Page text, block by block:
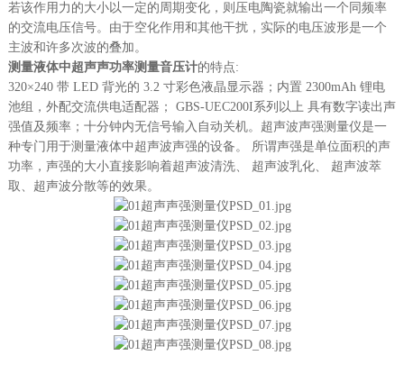
若该作用力的大小以一定的周期变化，则压电陶瓷就输出一个同频率
的交流电压信号。由于空化作用和其他干扰，实际的电压波形是一个
主波和许多次波的叠加。
测量液体中超声声功率测量音压计的特点:
320×240 带 LED 背光的 3.2 寸彩色液晶显示器； 内置 2300mAh 锂电
池组，外配交流供电适配器；
GBS-UEC200I系列以上 具有数字读出声
强值及频率； 十分钟内无信号输入自动关机。 超声波声强测量仪是一
种专门用于测量液体中超声波声强的设备。 所谓声强是单位面积的声
功率，声强的大小直接影响着超声波清洗、 超声波乳化、 超声波萃
取、超声波分散等的效果。